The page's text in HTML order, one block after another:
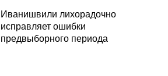
Иванишвили лихорадочно
исправляет ошибки
предвыборного периода